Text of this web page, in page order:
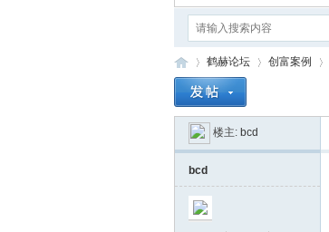
»
鹤赫论坛
›
创富案例
楼主: bcd
bcd